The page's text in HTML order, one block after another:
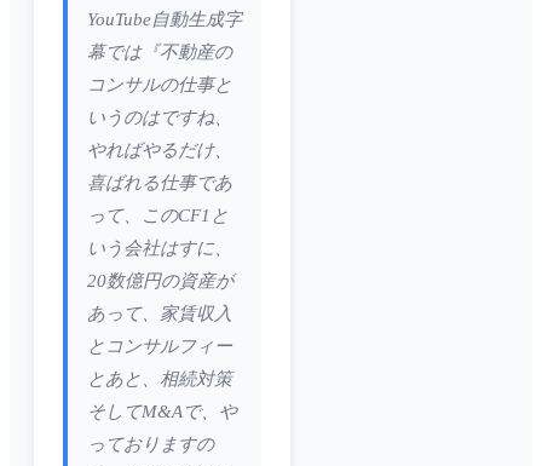
YouTube自動生成字
幕では『不動産の
コンサルの仕事と
いうのはですね、
やればやるだけ、
喜ばれる仕事であ
って、このCF1と
いう会社はすに、
20数億円の資産が
あって、家賃収入
とコンサルフィー
とあと、相続対策
そしてM&Aで、や
っておりますの